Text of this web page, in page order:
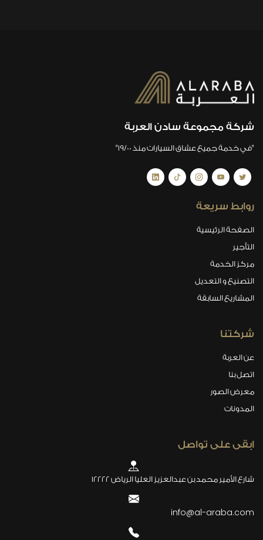
شركة مجموعة سادن العربة
"في خدمة جميع عشاق السيارات منذ 19/00"
روابط سريعة
الصفحة الرئيسية
التأجير
مركز الخدمة
التصنيع و التعديل
المشاريع السابقة
شركتنا
عن العربة
اتصل بنا
معرض الصور
المدونات
ابقى على تواصل
شارع الأمير محمد بن عبدالعزيز العليا الرياض 12222
info@al-araba.com